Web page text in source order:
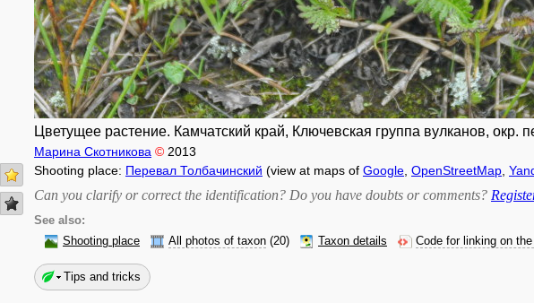
Цветущее растение. Камчатский край, Ключевская группа вулканов, окр.
Марина Скотникова © 2013
Shooting place: Перевал Толбачинский (view at maps of Google OpenStreetMap
Can you clarify or correct the identification? Do you have doubts or comments?
See also:
Shooting place
All photos of taxon (20) Taxon details Code for linking on
Tips and tricks